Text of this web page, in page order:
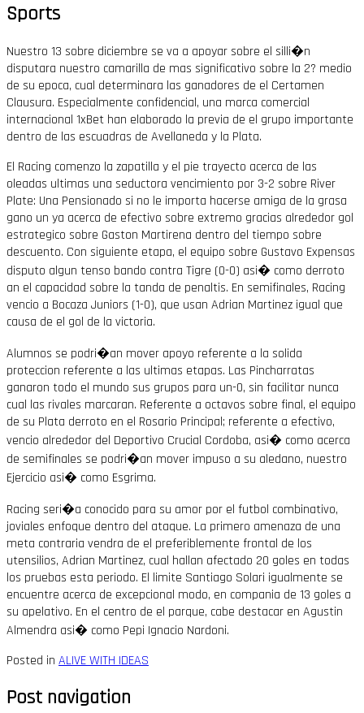
Sports
Nuestro 13 sobre diciembre se va a apoyar sobre el silli�n
disputara nuestro camarilla de mas significativo sobre la 2? medio
de su epoca, cual determinara las ganadores de el Certamen
Clausura. Especialmente confidencial, una marca comercial
internacional 1xBet han elaborado la previa de el grupo importante
dentro de las escuadras de Avellaneda y la Plata.
El Racing comenzo la zapatilla y el pie trayecto acerca de las
oleadas ultimas una seductora vencimiento por 3-2 sobre River
Plate: Una Pensionado si no le importa hacerse amiga de la grasa
gano un ya acerca de efectivo sobre extremo gracias alrededor gol
estrategico sobre Gaston Martirena dentro del tiempo sobre
descuento. Con siguiente etapa, el equipo sobre Gustavo Expensas
disputo algun tenso bando contra Tigre (0-0) asi� como derroto
an el capacidad sobre la tanda de penaltis. En semifinales, Racing
vencio a Bocaza Juniors (1-0), que usan Adrian Martinez igual que
causa de el gol de la victoria.
Alumnos se podri�an mover apoyo referente a la solida
proteccion referente a las ultimas etapas. Las Pincharratas
ganaron todo el mundo sus grupos para un-0, sin facilitar nunca
cual las rivales marcaran. Referente a octavos sobre final, el equipo
de su Plata derroto en el Rosario Principal; referente a efectivo,
vencio alrededor del Deportivo Crucial Cordoba, asi� como acerca
de semifinales se podri�an mover impuso a su aledano, nuestro
Ejercicio asi� como Esgrima.
Racing seri�a conocido para su amor por el futbol combinativo,
joviales enfoque dentro del ataque. La primero amenaza de una
meta contraria vendra de el preferiblemente frontal de los
utensilios, Adrian Martinez, cual hallan afectado 20 goles en todas
los pruebas esta periodo. El limite Santiago Solari igualmente se
encuentre acerca de excepcional modo, en compania de 13 goles a
su apelativo. En el centro de el parque, cabe destacar en Agustin
Almendra asi� como Pepi Ignacio Nardoni.
Posted in ALIVE WITH IDEAS
Post navigation